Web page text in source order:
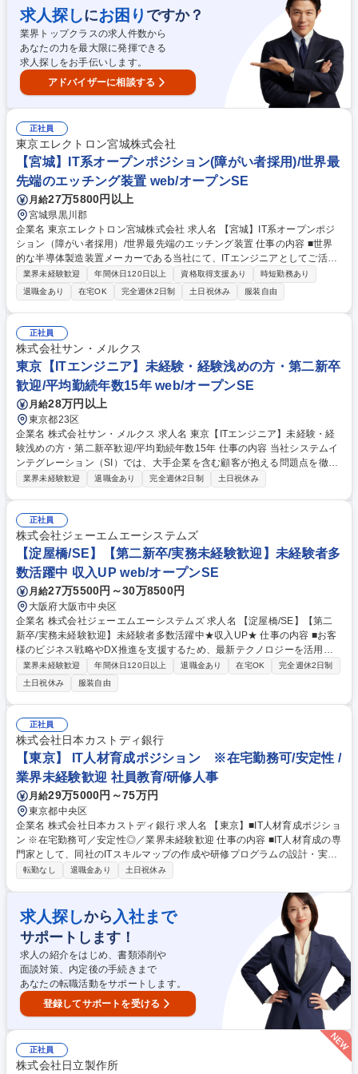
捗管理 【環境】メインで使用する言語はJavaですが、フレームワークを
使用するためオープン系言語のご経験があれば早期にキャッチアップが可
能です。長期案件の中でエンジニアとして成長しつつ業界にインパクトの
ある仕事に関われます！ 募集職種 【プログラマー/未経験可】IT関連の資
格をお持ちの方歓迎/完全ポテンシャル採用
求人探しにお困り ですか？
業界トップクラスの求人件数から
あなたの力を最大限に発揮できる
求人探しをお手伝いします。
アドバイザーに相談する
正社員
東京エレクトロン宮城株式会社
【宮城】IT系オープンポジション(障がい者採用)/世界最
先端のエッチング装置 web/オープンSE
月給27万5800円以上
宮城県黒川郡
企業名 東京エレクトロン宮城株式会社 求人名 【宮城】IT系オープンポジ
ション（障がい者採用）/世界最先端のエッチング装置 仕事の内容 ■世界
的な半導体製造装置メーカーである当社にて、ITエンジニアとしてご活躍
頂きます。エントリー時にお預かりした書類をもとにご経験・志向性に応
じてポジションの打診を実施させていただきます。 ※単純・定型的業務か
ら徐々に慣らしていくステップアップ方式でも業務いただく事が可能で
す。 【IT系職代表例】組込/制御ソフトウェアエンジニア、SE（社内シス
テム開発/生産領域）、SE（社内システム開発/DX領域）、データエンジニ
ア 【社風】■会社全体として、「まずはやってみる」ということを大切に
しており、仮に失敗したとしても何が課題だったのか分析、蓄積して次の
挑戦に活かすことができる環境です。 募集職種 【宮城】IT系オープンポ
ジション（障がい者採用）/世界最先端のエッチング装置
業界未経験歓迎 年間休日120日以上 資格取得支援あり
時短勤務あり
退職金あり
在宅OK 完全週休2日制 土日祝休み 服装自由
正社員
株式会社サン・メルクス
東京【ITエンジニア】未経験・経験浅めの方・第二新卒
歓迎/平均勤続年数15年 web/オープンSE
月給28万円以上
東京都23区
企業名 株式会社サン・メルクス 求人名 東京【ITエンジニア】未経験・経
験浅めの方・第二新卒歓迎/平均勤続年数15年 仕事の内容 当社システムイ
ンテグレーション（SI）では、大手企業を含む顧客が抱える問題点を徹底
分析、総合的なサービスを提供しています。要件定義以前の業務分析～ユ
修を受講して頂きます。その後、現場に配属となり、先輩エンジニアや 、
顧客より実務を通して学んで頂きます。 募集職種 東京【ITエンジニア】
未経験・経験浅めの方・第二新卒歓迎/平均勤続年数15年
業界未経験歓迎 退職金あり 完全週休2日制 土日祝休み
正社員
株式会社ジェーエムエーシステムズ
【淀屋橋/SE】【第二新卒/実務未経験歓迎】未経験者多
数活躍中 収入UP web/オープンSE
月給27万5500円～30万8500円
大阪府大阪市中央区
企業名 株式会社ジェーエムエーシステムズ 求人名 【淀屋橋/SE】【第二
新卒/実務未経験歓迎】未経験者多数活躍中★収入UP★ 仕事の内容 ■お客
様のビジネス戦略やDX推進を支援するため、最新テクノロジーを活用し
たシステム構築に携われます。■上流工程から下流工程まで一貫して案件
に関わり、技術力とコンサルティング能力を磨ける環境です。 ■先進的な
技術や手法を駆使した開発経験を積むことができます。 【具体的には】デ
ジタルイノベーションやDXを支援するため、顧客のビジネス戦略や未来
のビジョンを理解し、それらを最新テクノロジーや先端技術を使って実現
する方法を検討・形にします。AI、IoT、クラウドコンピューティング、
ビッグデータなど様々な技術を活用し、お客様と協働で新しい価値を創出
する活動に取り組んでいただきます。 募集職種 【淀屋橋/SE】【第二新
卒/実務未経験歓迎】未経験者多数活躍中★収入UP★
業界未経験歓迎 年間休日120日以上 退職金あり 在宅OK
完全週休2日制
土日祝休み
服装自由
正社員
株式会社日本カストディ銀行
【東京】 IT人材育成ポジション ※在宅勤務可/安定性 /
業界未経験歓迎 社員教育/研修人事
月給29万5000円～75万円
東京都中央区
企業名 株式会社日本カストディ銀行 求人名 【東京】■IT人材育成ポジショ
ン ※在宅勤務可／安定性◎／業界未経験歓迎 仕事の内容 ■IT人材育成の専
門家として、同社のITスキルマップの作成や研修プログラムの設計・実施
をリードしていただきます。また、IT職採用のサポートも行い、優秀な人
て、社員のスキルアップを図り、組織全体のITリテラシーを向上させま
す。 【詳細】・ITスキルマップの作成・更新 ・ChatGPT、ExcelなどのIT
ツールの研修・セミナー実施 ・EUC統制のための育成プログラム、規定
管理・作成 ・IT職採用のサポート、人事と連携しワークショップの実施
等 募集職種 【東京】■IT人材育成ポジション ※在宅勤務可／安定性◎／業
界未経験歓迎
転勤なし 退職金あり 土日祝休み
求人探しから 入社まで
サポートします！
求人の紹介をはじめ、書類添削や
面談対策、内定後の手続きまで
あなたの転職活動をサポートします。
登録してサポートを受ける
正社員
株式会社日立製作所